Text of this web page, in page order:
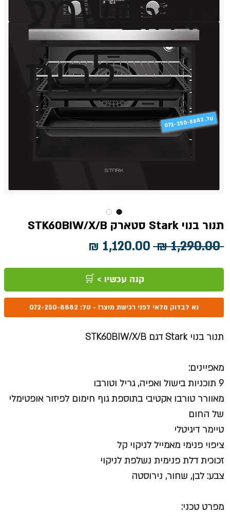
או דגם
לבית
תנור בנוי Stark סטארק STK60BIW/X/B
‏1,290.00 ‏₪
מחיר
רגיל
מבצע
קנה עכשיו > 🛒
נא לבדוק מלאי לפני רכישת מוצר! - טל: 072-250-8882
תנור בנוי Stark דגם STK60BIW/X/B
מאפיינים:
9 תוכניות בישול ואפיה, גריל וטורבו
מאוורר טורבו אקטיבי בתוספת גוף חימום לפיזור אופטימלי
של החום
טיימר דיגיטלי
ציפוי פנימי מאמייל לניקוי קל
זכוכית דלת פנימית נשלפת לניקוי
צבע: לבן, שחור, נירוסטה
מפרט טכני:
072-250-8882 .טל